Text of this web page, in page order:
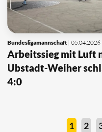
Bundesligamannschaft | 05.04.2026
Arbeitssieg mit Luft
Ubstadt-Weiher
4:0
1 2